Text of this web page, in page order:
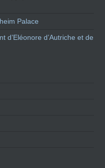
Palace
d’Eléonore d’Autriche et de